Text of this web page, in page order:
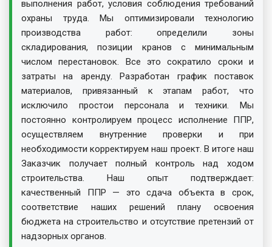
выполнения работ, условия соблюдения требований
охраны труда. Мы оптимизировали технологию
производства работ: определили зоны
складирования, позиции кранов с минимальным
числом перестановок. Все это сократило сроки и
затраты на аренду. Разработан график поставок
материалов, привязанный к этапам работ, что
исключило простои персонала и техники. Мы
постоянно контролируем процесс исполнение ППР,
осуществляем внутренние проверки и при
необходимости корректируем наш проект. В итоге наш
Заказчик получает полный контроль над ходом
строительства. Наш опыт подтверждает:
качественный ППР — это сдача объекта в срок,
соответствие наших решений плану освоения
бюджета на строительство и отсутствие претензий от
надзорных органов.